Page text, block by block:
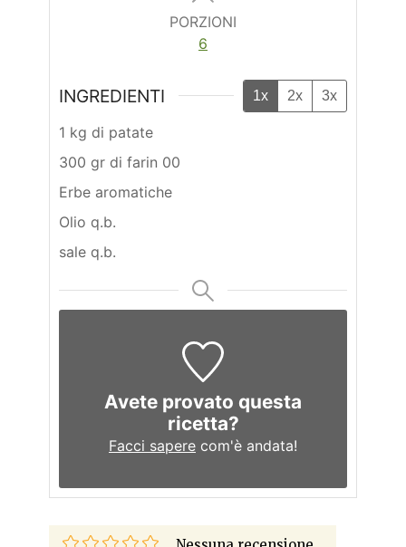
PORZIONI
6
INGREDIENTI 1x 2x 3x
1 kg di patate
300 gr di farin 00
Erbe aromatiche
Olio q.b.
sale q.b.
Avete provato questa
ricetta?
Facci sapere com'è andata!